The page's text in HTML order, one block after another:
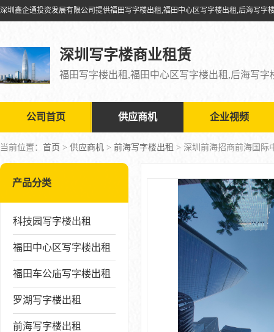
深圳写字楼商业租赁
公司首页 供应商机 企业视频
当前位置： 首页 > 供应商机 > 前海写字楼出租 > 深圳前海招商前海国际
产品分类
科技园写字楼出租
福田中心区写字楼出租
福田车公庙写字楼出租
罗湖写字楼出租
前海写字楼出租